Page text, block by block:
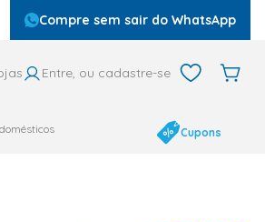
Compre sem sair do WhatsApp
Entre, ou cadastre-se
Cupons